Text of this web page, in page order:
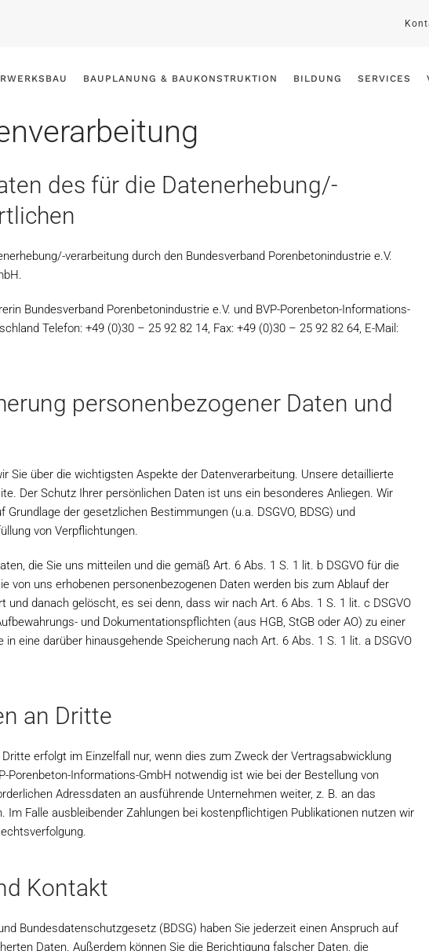
BAUPLANUNG & BAUKONSTRUKTION BILDUNG SERVICES
des für die Datenerhebung/-
verarbeitung durch den Bundesverband Porenbetonindustrie e.V.
Bundesverband Porenbetonindustrie e.V. und BVP-Porenbeton-Informations-
Telefon: +49 (0)30 – 25 92 82 14, Fax: +49 (0)30 – 25 92 82 64, E-Mail:
personenbezogener Daten und
Sie über die wichtigsten Aspekte der Datenverarbeitung. Unsere detaillierte
Der Schutz Ihrer persönlichen Daten ist uns ein besonderes Anliegen. Wir
der gesetzlichen Bestimmungen (u.a. DSGVO, BDSG) und
von Verpflichtungen.
die Sie uns mitteilen und die gemäß Art. 6 Abs. 1 S. 1 lit. b DSGVO für die
von uns erhobenen personenbezogenen Daten werden bis zum Ablauf der
danach gelöscht, es sei denn, dass wir nach Art. 6 Abs. 1 S. 1 lit. c DSGVO
und Dokumentationspflichten (aus HGB, StGB oder AO) zu einer
eine darüber hinausgehende Speicherung nach Art. 6 Abs. 1 S. 1 lit. a DSGVO
an Dritte
erfolgt im Einzelfall nur, wenn dies zum Zweck der Vertragsabwicklung
Porenbeton-Informations-GmbH notwendig ist wie bei der Bestellung von
Adressdaten an ausführende Unternehmen weiter, z. B. an das
Im Falle ausbleibender Zahlungen bei kostenpflichtigen Publikationen nutzen wir
Kontakt
Bundesdatenschutzgesetz (BDSG) haben Sie jederzeit einen Anspruch auf
Daten. Außerdem können Sie die Berichtigung falscher Daten, die